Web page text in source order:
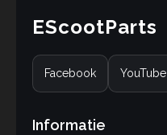
EScootParts
Facebook YouTube
Informatie